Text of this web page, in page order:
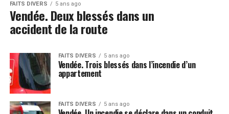
FAITS DIVERS 5 ans ago
Vendée. Deux blessés dans un
accident de la route
FAITS DIVERS 5 ans ago
Vendée. Trois blessés dans l’incendie d’un
appartement
FAITS DIVERS 5 ans ago